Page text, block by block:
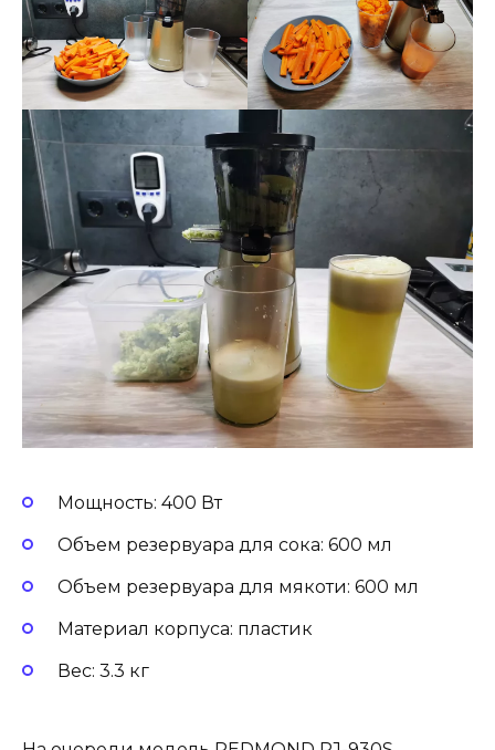
Мощность: 400 Вт
Объем резервуара для сока: 600 мл
Объем резервуара для мякоти: 600 мл
Материал корпуса: пластик
Вес: 3.3 кг